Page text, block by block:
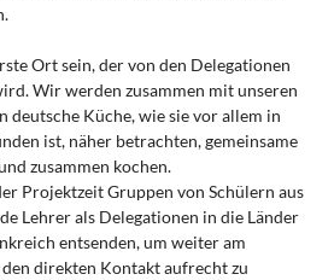
Ort sein, der von den Delegationen
Wir werden zusammen mit unseren
deutsche Küche, wie sie vor allem in
ist, näher betrachten, gemeinsame
zusammen kochen.
Projektzeit Gruppen von Schülern aus
Lehrer als Delegationen in die Länder
entsenden, um weiter am
direkten Kontakt aufrecht zu